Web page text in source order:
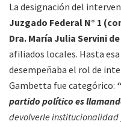
La designación del
Juzgado Federal N° 1
Dra. María Julia Servini
afiliados locales. Hasta
desempeñaba el rol de
Gambetta fue categórico:
partido político es
devolverle institucionalidad